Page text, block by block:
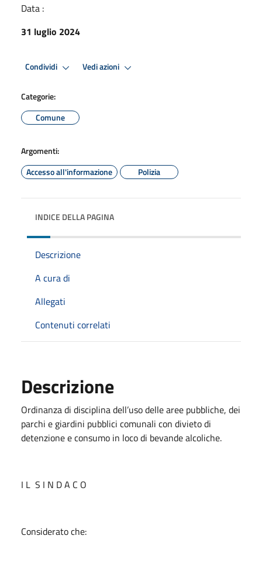
Data :
31 luglio 2024
Condividi Vedi azioni
Categorie:
Comune
Argomenti:
Accesso all'informazione
Polizia
INDICE DELLA PAGINA
Descrizione
A cura di
Allegati
Contenuti correlati
Descrizione
Ordinanza di disciplina dell’uso delle aree pubbliche, dei
parchi e giardini pubblici comunali con divieto di
detenzione e consumo in loco di bevande alcoliche.
I L S I N D A C O
Considerato che: